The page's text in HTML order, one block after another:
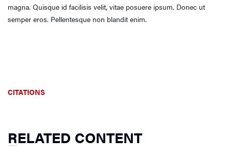
magna. Quisque id facilisis velit, vitae posuere ipsum. Donec ut
semper eros. Pellentesque non blandit enim.
CITATIONS
RELATED CONTENT